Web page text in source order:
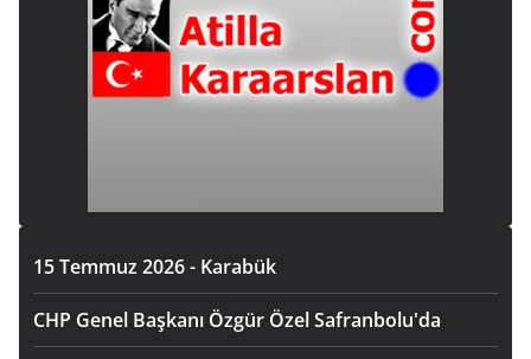
15 Temmuz 2026 - Karabük
CHP Genel Başkanı Özgür Özel Safranbolu'da